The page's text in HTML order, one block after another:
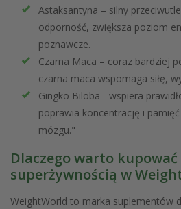
Astaksantyna – silny
odporność, zwiększa poziom
poznawcze.
Czarna Maca – coraz bardziej
czarna maca wspomaga siłę,
Gingko Biloba - wspiera
poprawia koncentrację i
mózgu."
Dlaczego warto
superżywnością w
WeightWorld to marka suplementów